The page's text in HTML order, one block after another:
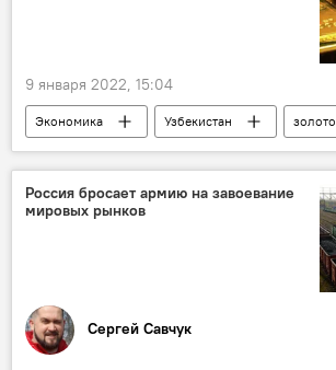
9 января 2022, 15:04
Экономика Узбекистан золото
Россия бросает армию на завоевание
мировых рынков
Сергей Савчук